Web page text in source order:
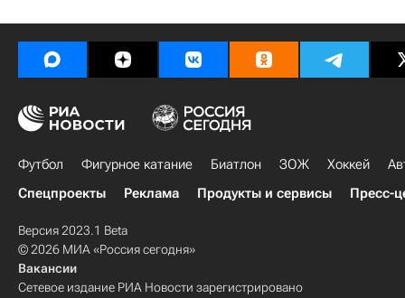
Футбол Фигурное катание Биатлон ЗОЖ Хоккей
Спецпроекты
Реклама Продукты и сервисы Пресс-
Версия 2023.1 Beta
© 2026 МИА «Россия сегодня»
Вакансии
Сетевое издание РИА Новости зарегистрировано